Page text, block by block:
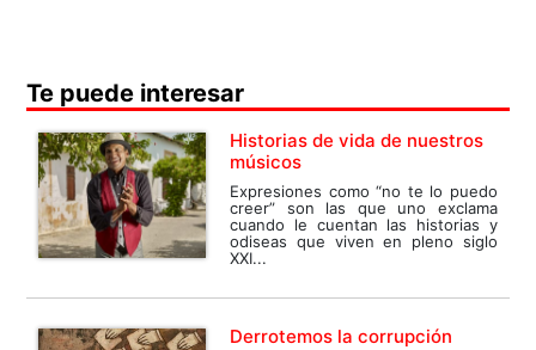
Te puede interesar
Historias de vida de nuestros
músicos
Expresiones como “no te lo puedo
creer” son las que uno exclama
cuando le cuentan las historias y
odiseas que viven en pleno siglo
XXI...
Derrotemos la corrupción